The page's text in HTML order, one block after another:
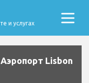
и услугах
Lisbon